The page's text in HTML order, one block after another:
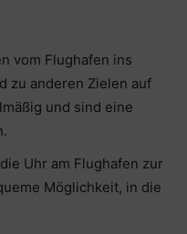
vom Flughafen ins
zu anderen Zielen auf
und sind eine
Uhr am Flughafen zur
Möglichkeit, in die